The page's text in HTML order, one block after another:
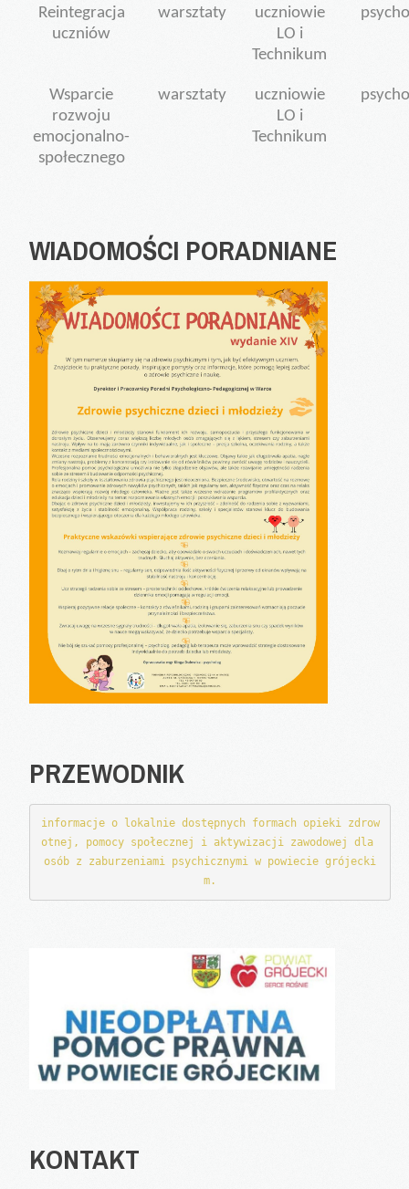
Reintegracja
uczniów
warsztaty
uczniowie
LO i
Technikum
Wsparcie
rozwoju
emocjonalno-
społecznego
warsztaty
uczniowie
LO i
Technikum
WIADOMOŚCI PORADNIANE
PRZEWODNIK
informacje o lokalnie dostępnych formach opieki zdrow
otnej, pomocy społecznej i aktywizacji zawodowej dla
osób z zaburzeniami psychicznymi w powiecie grójecki
m.
KONTAKT